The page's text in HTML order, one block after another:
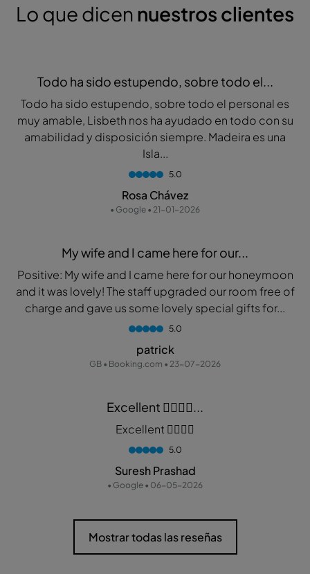
Lo que dicen nuestros clientes
Todo ha sido estupendo, sobre todo el...
Todo ha sido estupendo, sobre todo el personal es
muy amable, Lisbeth nos ha ayudado en todo con su
amabilidad y disposición siempre. Madeira es una
Isla...
5.0
Rosa Chávez
• Google • 21-01-2026
My wife and I came here for our...
Positive: My wife and I came here for our honeymoon
and it was lovely! The staff upgraded our room free of
charge and gave us some lovely special gifts for...
5.0
patrick
GB • Booking.com • 23-07-2026
Excellent 👌🏾👌🏾...
Excellent 👌🏾👌🏾
5.0
Suresh Prashad
• Google • 06-05-2026
Mostrar todas las reseñas